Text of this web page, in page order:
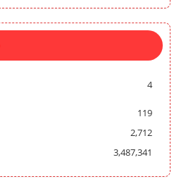
4
119
2,712
3,487,341